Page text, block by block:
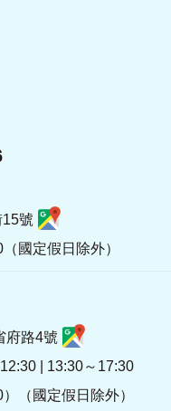
號
國定假日除外）
府路4號
| 13:30～17:30
（國定假日除外）